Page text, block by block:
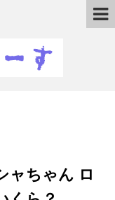
ャちゃん ロ